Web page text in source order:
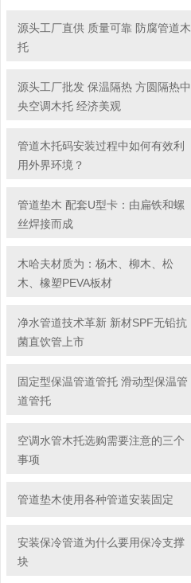
源头工厂直供 质量可靠 防腐管道木
托
源头工厂批发 保温隔热 方圆隔热中
央空调木托 经济美观
管道木托码安装过程中如何有效利
用外界环境？
管道垫木 配套U型卡：由扁铁和螺
丝焊接而成
木哈夫材质为：杨木、柳木、松
木、橡塑PEVA板材
净水管道技术革新 新材SPF无铅抗
菌直饮管上市
固定型保温管道管托 滑动型保温管
道管托
空调水管木托选购需要注意的三个
事项
管道垫木使用各种管道安装固定
安装保冷管道为什么要用保冷支撑
块